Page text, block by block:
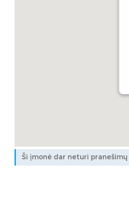
Ši įmonė dar neturi pranešimų